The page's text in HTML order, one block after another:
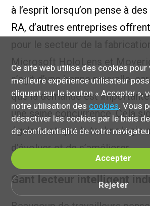
à l’esprit lorsqu’on pense à
RA, d’autres entreprises
pour le secteur de la
Microsoft HoloLens et
s’agit d’une bonne nouvelle,
que la demande est
une saine concurrence. Cela
également que la technologie
d’évoluer et de s’améliorer.
Gant lecteur intelligent
Ce site web utilise des cookies
meilleure expérience utilisateur
cliquant sur le bouton « Accepter »,
notre utilisation des cookies. Vous
désactiver les cookies par le biais
de confidentialité de votre
Accepter
Rejeter